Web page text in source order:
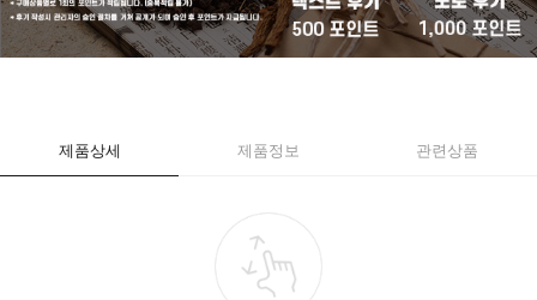
제품상세 제품정보 관련상품